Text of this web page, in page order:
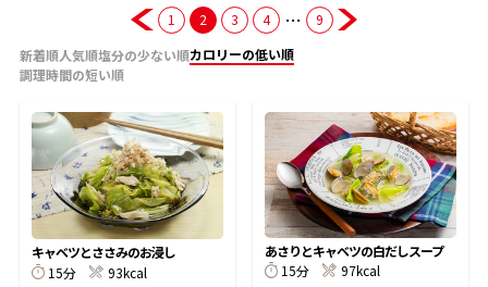
ヤマキ『めんつゆ』 ヤマキ 割烹白だし
おいしいレシピを探す
おいしいレシピトップ
主食レシピ
主菜レシピ
かつお節・だしを楽しむ
かつお節・だしを知る
だしの取り方
かつお節の削り方
CM・キャンペーン
キャンペーン一覧
企業・採用情報
企業情報
お問い合わせ
1 2 3 4 …
9
新着順人気順塩分の少ない順カロリーの低い順
調理時間の短い順
キャベツとささみのお浸し
15分
93kcal
あさりとキャベツの白だしスープ
15分
97kcal